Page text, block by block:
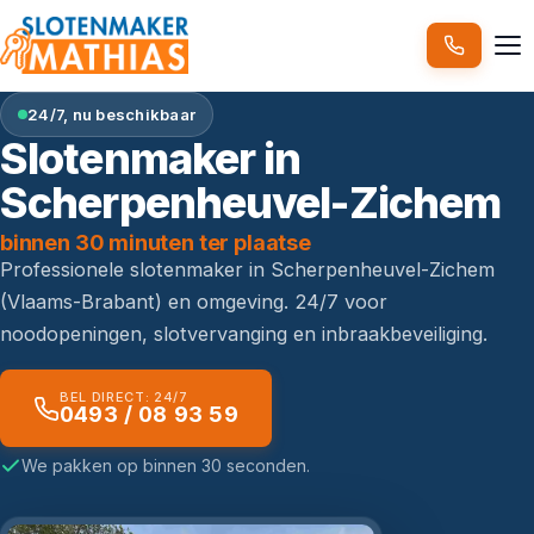
24/7, nu beschikbaar
Slotenmaker in
Scherpenheuvel-Zichem
binnen 30 minuten ter plaatse
Professionele slotenmaker in Scherpenheuvel-Zichem
(Vlaams-Brabant) en omgeving. 24/7 voor
noodopeningen, slotvervanging en inbraakbeveiliging.
BEL DIRECT: 24/7
0493 / 08 93 59
We pakken op binnen 30 seconden.